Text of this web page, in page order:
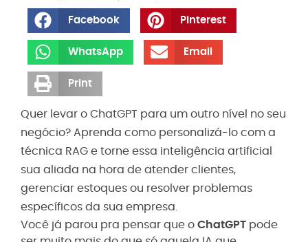
Facebook Pinterest
WhatsApp Email
Print
Quer levar o ChatGPT para um outro nível no seu
negócio? Aprenda como personalizá-lo com a
técnica RAG e torne essa inteligência artificial
sua aliada na hora de atender clientes,
gerenciar estoques ou resolver problemas
específicos da sua empresa.
Você já parou pra pensar que o ChatGPT pode